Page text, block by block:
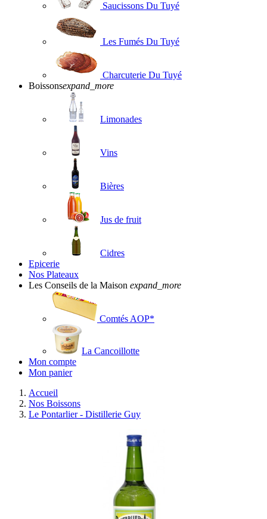
Saucissons Du Tuyé
Les Fumés Du Tuyé
Charcuterie Du Tuyé
Boissonsexpand_more
Limonades
Vins
Bières
Jus de fruit
Cidres
Epicerie
Nos Plateaux
Les Conseils de la Maison expand_more
Comtés AOP*
La Cancoillotte
Mon compte
Mon panier
Accueil
Nos Boissons
Le Pontarlier - Distillerie Guy